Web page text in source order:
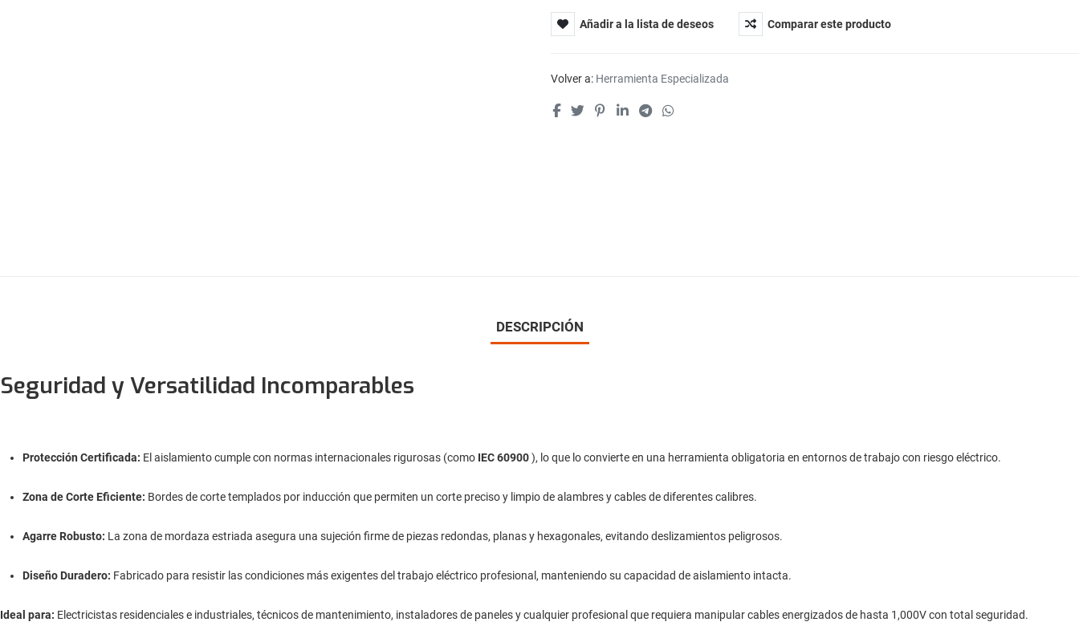
Añadir a la lista de deseos Comparar este producto
Volver a: Herramienta Especializada
DESCRIPCIÓN
Seguridad y Versatilidad Incomparables
Protección Certificada: El aislamiento cumple con normas internacionales rigurosas (como IEC 60900), lo que lo convierte en una herramienta obligatoria en entornos de trabajo con riesgo eléctrico.
Zona de Corte Eficiente: Bordes de corte templados por inducción que permiten un corte preciso y limpio de alambres y cables de diferentes calibres.
Agarre Robusto: La zona de mordaza estriada asegura una sujeción firme de piezas redondas, planas y hexagonales, evitando deslizamientos peligrosos.
Diseño Duradero: Fabricado para resistir las condiciones más exigentes del trabajo eléctrico profesional, manteniendo su capacidad de aislamiento intacta.
Ideal para: Electricistas residenciales e industriales, técnicos de mantenimiento, instaladores de paneles y cualquier profesional que requiera manipular cables energizados de hasta 1,000V con total seguridad.